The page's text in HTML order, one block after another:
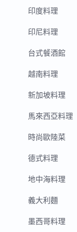
印度料理
印尼料理
台式餐酒館
越南料理
新加坡料理
馬來西亞料理
時尚歐陸菜
德式料理
地中海料理
義大利麵
墨西哥料理